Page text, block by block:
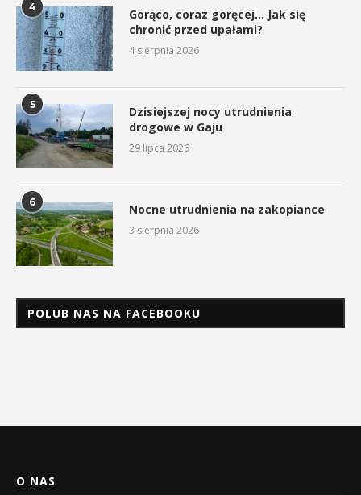
4
Gorąco, coraz goręcej… Jak się
chronić przed upałami?
4 sierpnia 2026
5
Dzisiejszej nocy utrudnienia
drogowe w Gaju
29 lipca 2026
6 Nocne utrudnienia na zakopiance
3 sierpnia 2026
POLUB NAS NA FACEBOOKU
O NAS